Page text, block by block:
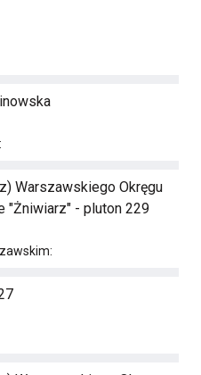
Warszawskiego Okręgu
"Żniwiarz" - pluton 229